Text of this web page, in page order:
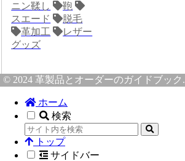
ニン鞣し
鞄
スエード
脱毛
革加工
レザー
グッズ
© 2024 革製品とオーダーのガイドブック.
ホーム
検索
トップ
サイドバー